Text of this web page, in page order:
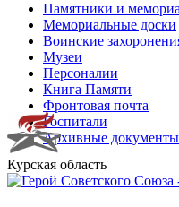
Памятники и
Мемориальные доски
Воинские
Музеи
Персоналии
Книга Памяти
Фронтовая почта
Госпитали
Архивные документы
Курская область